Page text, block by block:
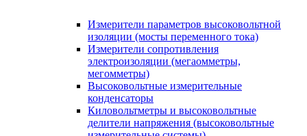
Измерители параметров высоковольтной
изоляции (мосты переменного тока)
Измерители сопротивления
электроизоляции (мегаомметры,
мегомметры)
Высоковольтные измерительные
конденсаторы
Киловольтметры и высоковольтные
делители напряжения (высоковольтные